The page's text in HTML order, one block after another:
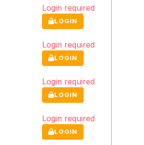
Login required
LOGIN
Login required
LOGIN
Login required
LOGIN
Login required
LOGIN